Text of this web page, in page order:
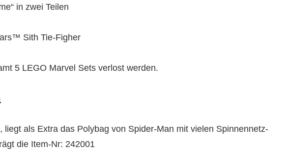
in zwei Teilen
Sith Tie-Figher
5 LEGO Marvel Sets verlost werden.
liegt als Extra das Polybag von Spider-Man mit vielen Spinnennetz-
die Item-Nr: 242001